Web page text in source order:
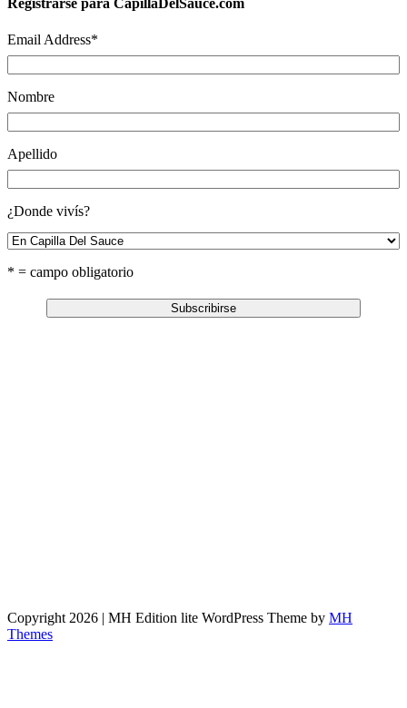
Registrarse para CapillaDelSauce.com
Email Address*
Nombre
Apellido
¿Donde vivís?
* = campo obligatorio
Copyright 2026 | MH Edition lite WordPress Theme by MH
Themes